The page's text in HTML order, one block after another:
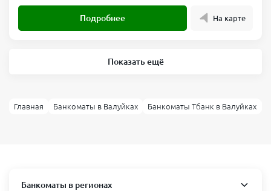
Подробнее На карте
Показать ещё
Главная Банкоматы в Валуйках Банкоматы Тбанк в Валуйках
Банкоматы в регионах